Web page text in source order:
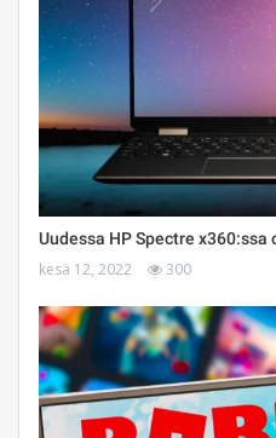
Uudessa HP Spectre x360:ssa
kesä 12, 2022 300